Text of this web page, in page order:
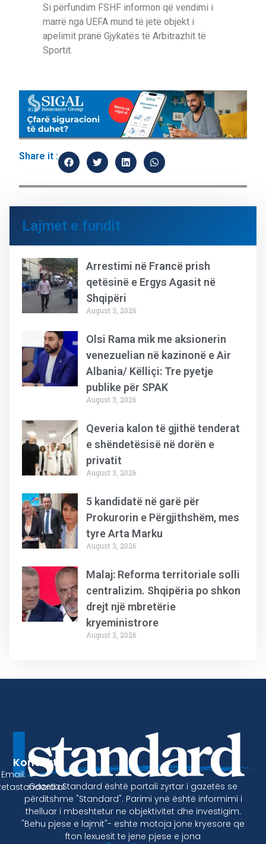
Si përfundim FSHF informon që vendimi i
marrë nga UEFA mund të jetë objekt i
apelimit pranë Gjykatës të Arbitrazhit të
Sportit.
Share it :
Lajmet e fundit
Arrestimi në Francë prish
qetësinë e Ergys Agasit në
Shqipëri
August 3, 2026
Olsi Rama mik me aksionerin
venezuelian në kazinonë e Air
Albania/ Këlliçi: Tre pyetje
publike për SPAK
August 3, 2026
Qeveria kalon të gjithë tenderat
e shëndetësisë në dorën e
privatit
August 3, 2026
5 kandidatë në garë për
Prokurorin e Përgjithshëm, mes
tyre Arta Marku
August 3, 2026
Malaj: Reforma territoriale solli
centralizim. Shqipëria po shkon
drejt një mbretërie
kryeministrore
August 3, 2026
Gazeta Standard është portali zyrtar i gazetës se
përditshme "Standard". Parimi ynë është informimi i
thelluar i mbeshtetur ne objektivitet dhe investigim.
"Behu pjese e lajmit"- eshte motoja jone kryesore qe
fton lexuesit te jene pjese e jona
Kontakt
Email: